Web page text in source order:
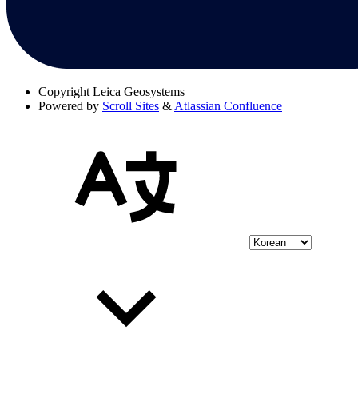
Copyright Leica Geosystems
Powered by Scroll Sites & Atlassian Confluence